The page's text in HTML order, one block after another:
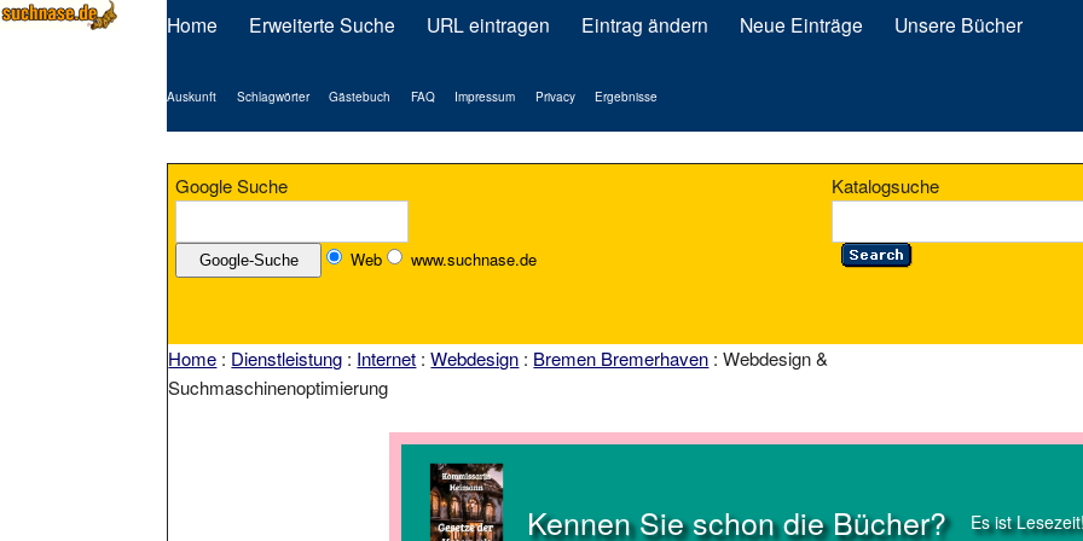
Home Erweiterte Suche URL eintragen Eintrag ändern Neue Einträge Unsere Bücher
Auskunft Schlagwörter Gästebuch FAQ Impressum Privacy Ergebnisse
Google Suche
Web www.suchnase.de
Katalogsuche
Home : Dienstleistung : Internet :Webdesign : Bremen Bremerhaven : Webdesign &
Suchmaschinenoptimierung
Kennen Sie schon die Bücher? Es ist